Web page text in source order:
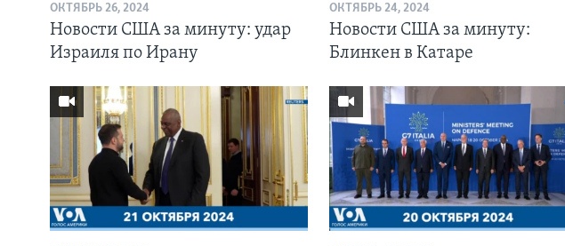
ОКТЯБРЬ 26, 2024
Новости США за минуту: удар
Израиля по Ирану
ОКТЯБРЬ 24, 2024
Новости США за минуту:
Блинкен в Катаре